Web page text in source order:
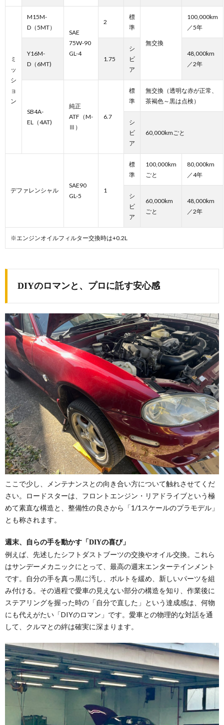
ミ
ッ
シ
ョ
ン
M15M-
D（5MT）
SAE
75W-90
GL-4
2
標
準
無交換
100,000km
／5年
Y16M-
D（6MT)
1.75
シ
ビ
ア
48,000km
／2年
SB4A-
EL（4AT)
純正
ATF（M-
Ⅲ）
6.7
標
準
無交換（透明な赤が正常、
茶褐色～黒は点検）
シ
ビ
ア
60,000kmごと
デファレンシャル
SAE90
GL-5
1
標
準
100,000km
ごと
80,000km
／4年
シ
ビ
ア
60,000km
ごと
48,000km
／2年
※エンジンオイルフィルター交換時は+0.2L
DIYのロマンと、プロに託す安心感
ここで少し、メンテナンスとの向き合い方について触れさせてくだ
さい。ロードスターは、フロントエンジン・リアドライブという極
めて素直な構造と、整備性の良さから「1/1スケールのプラモデル」
とも称されます。
週末、自らの手を動かす「DIYの喜び」
例えば、先述したシフトダストブーツの交換やオイル交換。これら
はサンデーメカニックにとって、最高の週末エンターテインメント
です。自分の手を真っ黒に汚し、ボルトを緩め、新しいパーツを組
み付ける。その過程で愛車の見えない部分の構造を知り、作業後に
ステアリングを握った時の「自分で直した」という達成感は、何物
にも代えがたい「DIYのロマン」です。愛車との物理的な対話を通
して、クルマとの絆は確実に深まります。